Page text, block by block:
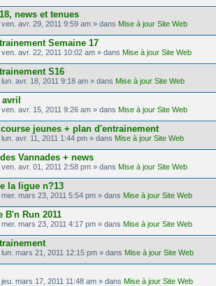
news et tenues
ven. avr. 29, 2011 9:59 am » dans Mise à jour Site Web
Semaine 17
ven. avr. 22, 2011 10:02 am » dans Mise à jour Site Web
S16
lun. avr. 18, 2011 9:18 am » dans Mise à jour Site Web
avril
ven. avr. 15, 2011 9:26 am » dans Mise à jour Site Web
jeunes + plan d'entrainement
lun. avr. 11, 2011 1:44 pm » dans Mise à jour Site Web
Vannades + news
ven. avr. 01, 2011 2:58 pm » dans Mise à jour Site Web
la ligue n?13
mer. mars 23, 2011 5:54 pm » dans Mise à jour Site Web
B'n Run 2011
mer. mars 23, 2011 4:17 pm » dans Mise à jour Site Web
lun. mars 21, 2011 12:15 pm » dans Mise à jour Site Web
jeu. mars 17, 2011 11:48 am » dans Mise à jour Site Web